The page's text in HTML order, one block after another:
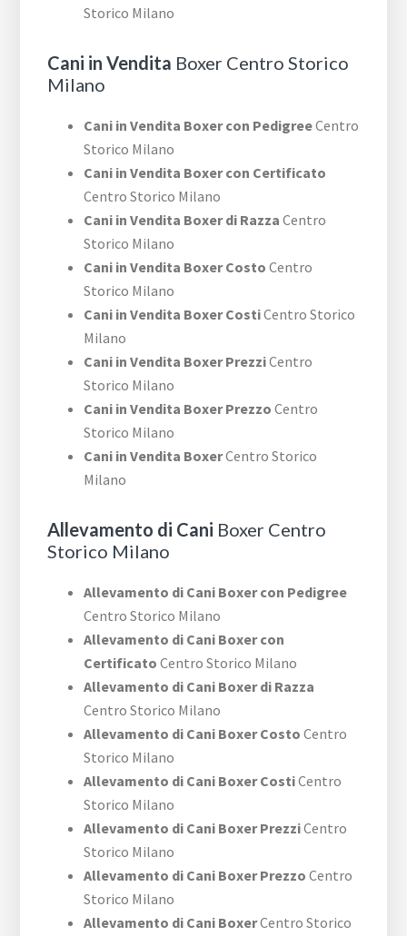
Storico Milano
Cani in Vendita Boxer Centro Storico
Milano
Cani in Vendita Boxer con PedigreeCentro
Storico Milano
Cani in Vendita Boxer con Certificato
Centro Storico Milano
Cani in Vendita Boxer di Razza Centro
Storico Milano
Cani in Vendita Boxer Costo Centro
Storico Milano
Cani in Vendita Boxer CostiCentro Storico
Milano
Cani in Vendita Boxer PrezziCentro
Storico Milano
Cani in Vendita Boxer Prezzo Centro
Storico Milano
Cani in Vendita BoxerCentro Storico
Milano
Allevamento di Cani Boxer Centro
Storico Milano
Allevamento di Cani Boxer con Pedigree
Centro Storico Milano
Allevamento di Cani Boxer con
Certificato Centro Storico Milano
Allevamento di Cani Boxer di Razza
Centro Storico Milano
Allevamento di Cani Boxer Costo Centro
Storico Milano
Allevamento di Cani Boxer CostiCentro
Storico Milano
Allevamento di Cani Boxer PrezziCentro
Storico Milano
Allevamento di Cani Boxer Prezzo Centro
Storico Milano
Allevamento di Cani BoxerCentro Storico